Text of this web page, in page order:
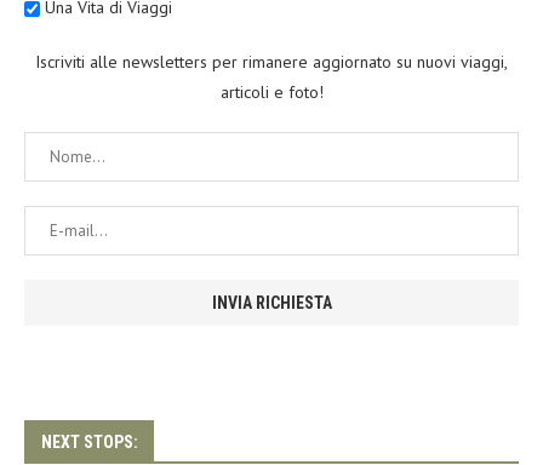
Una Vita di Viaggi
Iscriviti alle newsletters per rimanere aggiornato su nuovi viaggi,
articoli e foto!
NEXT STOPS: